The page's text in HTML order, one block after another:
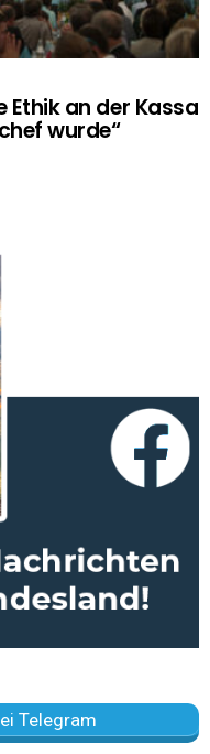
Ethik an der Kassa
wurde“
Telegram